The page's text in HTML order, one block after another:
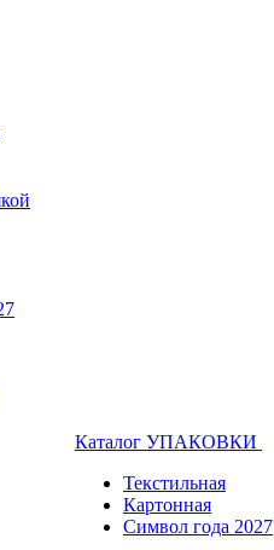
Каталог УПАКОВКИ
Текстильная
Картонная
Символ года 2027